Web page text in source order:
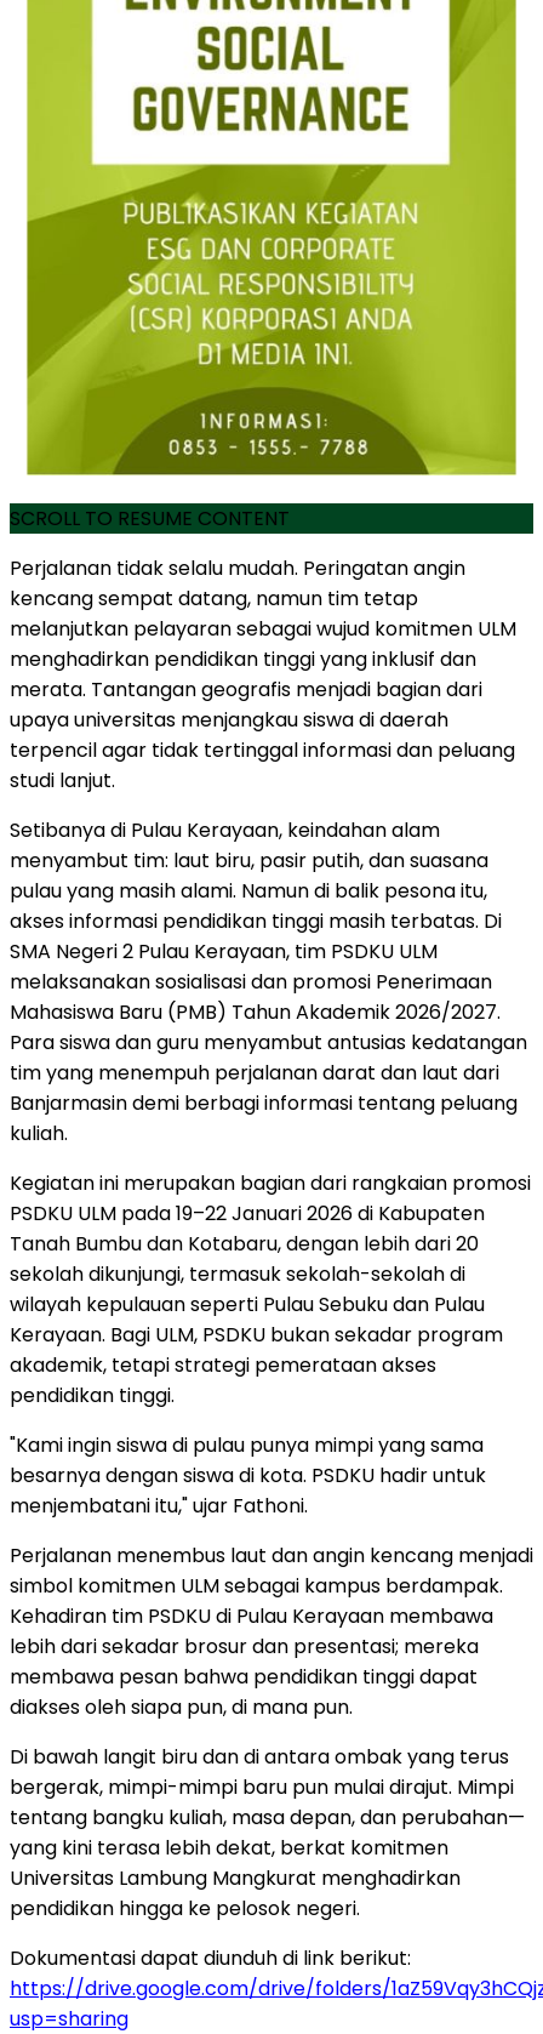
SCROLL TO RESUME CONTENT
Perjalanan tidak selalu mudah. Peringatan angin
kencang sempat datang, namun tim tetap
melanjutkan pelayaran sebagai wujud komitmen ULM
menghadirkan pendidikan tinggi yang inklusif dan
merata. Tantangan geografis menjadi bagian dari
upaya universitas menjangkau siswa di daerah
terpencil agar tidak tertinggal informasi dan peluang
studi lanjut.
Setibanya di Pulau Kerayaan, keindahan alam
menyambut tim: laut biru, pasir putih, dan suasana
pulau yang masih alami. Namun di balik pesona itu,
akses informasi pendidikan tinggi masih terbatas. Di
SMA Negeri 2 Pulau Kerayaan, tim PSDKU ULM
melaksanakan sosialisasi dan promosi Penerimaan
Mahasiswa Baru (PMB) Tahun Akademik 2026/2027.
Para siswa dan guru menyambut antusias kedatangan
tim yang menempuh perjalanan darat dan laut dari
Banjarmasin demi berbagi informasi tentang peluang
kuliah.
Kegiatan ini merupakan bagian dari rangkaian promosi
PSDKU ULM pada 19–22 Januari 2026 di Kabupaten
Tanah Bumbu dan Kotabaru, dengan lebih dari 20
sekolah dikunjungi, termasuk sekolah-sekolah di
wilayah kepulauan seperti Pulau Sebuku dan Pulau
Kerayaan. Bagi ULM, PSDKU bukan sekadar program
akademik, tetapi strategi pemerataan akses
pendidikan tinggi.
"Kami ingin siswa di pulau punya mimpi yang sama
besarnya dengan siswa di kota. PSDKU hadir untuk
menjembatani itu," ujar Fathoni.
Perjalanan menembus laut dan angin kencang menjadi
simbol komitmen ULM sebagai kampus berdampak.
Kehadiran tim PSDKU di Pulau Kerayaan membawa
lebih dari sekadar brosur dan presentasi; mereka
membawa pesan bahwa pendidikan tinggi dapat
diakses oleh siapa pun, di mana pun.
Di bawah langit biru dan di antara ombak yang terus
bergerak, mimpi-mimpi baru pun mulai dirajut. Mimpi
tentang bangku kuliah, masa depan, dan perubahan—
yang kini terasa lebih dekat, berkat komitmen
Universitas Lambung Mangkurat menghadirkan
pendidikan hingga ke pelosok negeri.
Dokumentasi dapat diunduh di link berikut:
https://drive.google.com/drive/folders/
usp=sharing